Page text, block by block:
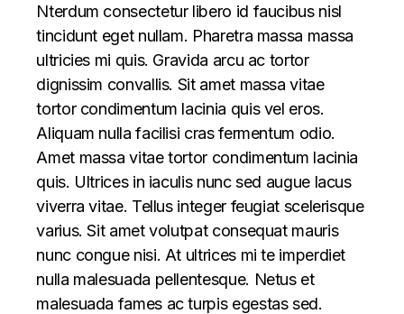
Nterdum consectetur libero id faucibus nisl
tincidunt eget nullam. Pharetra massa massa
ultricies mi quis. Gravida arcu ac tortor
dignissim convallis. Sit amet massa vitae
tortor condimentum lacinia quis vel eros.
Aliquam nulla facilisi cras fermentum odio.
Amet massa vitae tortor condimentum lacinia
quis. Ultrices in iaculis nunc sed augue lacus
viverra vitae. Tellus integer feugiat scelerisque
varius. Sit amet volutpat consequat mauris
nunc congue nisi. At ultrices mi te imperdiet
nulla malesuada pellentesque. Netus et
malesuada fames ac turpis egestas sed.